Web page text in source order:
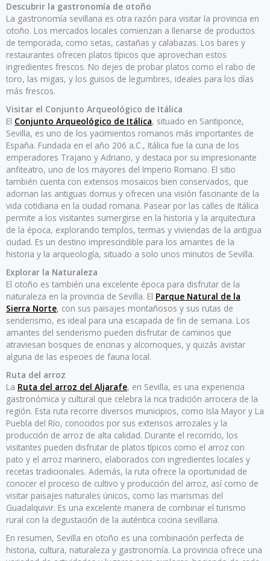
Descubrir la gastronomía de otoño
La gastronomía sevillana es otra razón para visitar la provincia en
otoño. Los mercados locales comienzan a llenarse de productos
de temporada, como setas, castañas y calabazas. Los bares y
restaurantes ofrecen platos típicos que aprovechan estos
ingredientes frescos. No dejes de probar platos como el rabo de
toro, las migas, y los guisos de legumbres, ideales para los días
más frescos.
Visitar el Conjunto Arqueológico de Itálica
El Conjunto Arqueológico de Itálica, situado en Santiponce,
Sevilla, es uno de los yacimientos romanos más importantes de
España. Fundada en el año 206 a.C., Itálica fue la cuna de los
emperadores Trajano y Adriano, y destaca por su impresionante
anfiteatro, uno de los mayores del Imperio Romano. El sitio
también cuenta con extensos mosaicos bien conservados, que
adornan las antiguas domus y ofrecen una visión fascinante de la
vida cotidiana en la ciudad romana. Pasear por las calles de Itálica
permite a los visitantes sumergirse en la historia y la arquitectura
de la época, explorando templos, termas y viviendas de la antigua
ciudad. Es un destino imprescindible para los amantes de la
historia y la arqueología, situado a solo unos minutos de Sevilla.
Explorar la Naturaleza
El otoño es también una excelente época para disfrutar de la
naturaleza en la provincia de Sevilla. El Parque Natural de la
Sierra Norte, con sus paisajes montañosos y sus rutas de
senderismo, es ideal para una escapada de fin de semana. Los
amantes del senderismo pueden disfrutar de caminos que
atraviesan bosques de encinas y alcornoques, y quizás avistar
alguna de las especies de fauna local.
Ruta del arroz
La Ruta del arroz del Aljarafe, en Sevilla, es una experiencia
gastronómica y cultural que celebra la rica tradición arrocera de la
región. Esta ruta recorre diversos municipios, como Isla Mayor y La
Puebla del Río, conocidos por sus extensos arrozales y la
producción de arroz de alta calidad. Durante el recorrido, los
visitantes pueden disfrutar de platos típicos como el arroz con
pato y el arroz marinero, elaborados con ingredientes locales y
recetas tradicionales. Además, la ruta ofrece la oportunidad de
conocer el proceso de cultivo y producción del arroz, así como de
visitar paisajes naturales únicos, como las marismas del
Guadalquivir. Es una excelente manera de combinar el turismo
rural con la degustación de la auténtica cocina sevillana.
En resumen, Sevilla en otoño es una combinación perfecta de
historia, cultura, naturaleza y gastronomía. La provincia ofrece una